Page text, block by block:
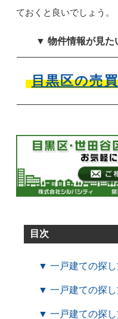
ておくと良いでしょう。
▼ 物件情報が見た
目黒区の売
目次
▼ 一戸建ての探
▼ 一戸建ての探
▼ 一戸建ての探